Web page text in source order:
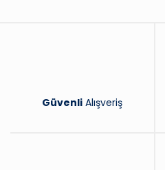
Güvenli Alışveriş